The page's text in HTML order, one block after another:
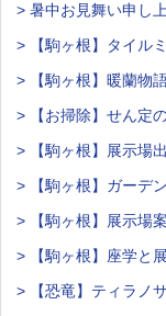
> 暑中お見舞い申し
> 【駒ヶ根】タイル
> 【駒ヶ根】暖蘭物
> 【お掃除】せん定
> 【駒ヶ根】展示場
> 【駒ヶ根】ガーデ
> 【駒ヶ根】展示場
> 【駒ヶ根】座学と
> 【恐竜】ティラノ